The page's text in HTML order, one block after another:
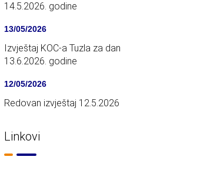
14.5.2026. godine
13/05/2026
Izvještaj KOC-a Tuzla za dan
13.6.2026. godine
12/05/2026
Redovan izvještaj 12.5.2026
Linkovi